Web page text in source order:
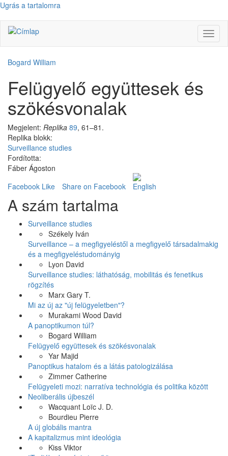
Ugrás a tartalomra
Bogard William
Felügyelő együttesek és
szökésvonalak
Megjelent: Replika 89, 61–81.
Replika blokk:
Surveillance studies
Fordította:
Fáber Ágoston
Facebook Like
Share on Facebook
A szám tartalma
Surveillance studies
Székely Iván
Surveillance – a megfigyeléstől a megfigyelő társadalmakig
és a megfigyeléstudományig
Lyon David
Surveillance studies: láthatóság, mobilitás és fenetikus
rögzítés
Marx Gary T.
Mi az új az "új felügyeletben"?
Murakami Wood David
A panoptikumon túl?
Bogard William
Felügyelő együttesek és szökésvonalak
Yar Majid
Panoptikus hatalom és a látás patologizálása
Zimmer Catherine
Felügyeleti mozi: narratíva technológia és politika között
Neoliberális újbeszél
Wacquant Loïc J. D.
Bourdieu Pierre
A új globális mantra
A kapitalizmus mint ideológia
Kiss Viktor